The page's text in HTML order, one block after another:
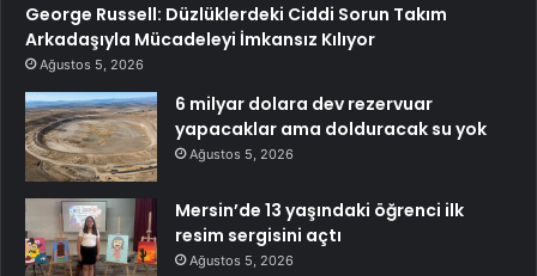
George Russell: Düzlüklerdeki Ciddi Sorun Takım
Arkadaşıyla Mücadeleyi İmkansız Kılıyor
Ağustos 5, 2026
6 milyar dolara dev rezervuar
yapacaklar ama dolduracak su yok
Ağustos 5, 2026
Mersin’de 13 yaşındaki öğrenci ilk
resim sergisini açtı
Ağustos 5, 2026